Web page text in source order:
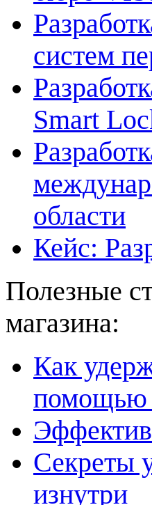
систем
Smart
области
Кейс:
Полезные
магазина:
Как
помощью
Секреты
изнутри